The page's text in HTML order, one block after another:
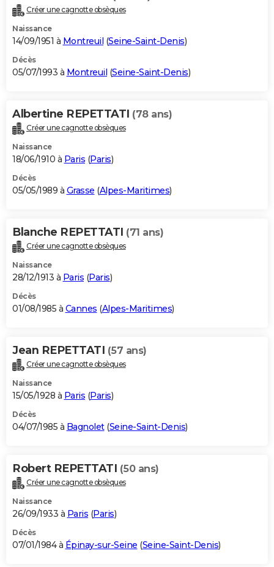
Créer une cagnotte obsèques
Naissance
14/09/1951 à Montreuil (Seine-Saint-Denis)
Décès
05/07/1993 à Montreuil (Seine-Saint-Denis)
Albertine REPETTATI (78 ans)
Créer une cagnotte obsèques
Naissance
18/06/1910 à Paris (Paris)
Décès
05/05/1989 à Grasse (Alpes-Maritimes)
Blanche REPETTATI (71 ans)
Créer une cagnotte obsèques
Naissance
28/12/1913 à Paris (Paris)
Décès
01/08/1985 à Cannes (Alpes-Maritimes)
Jean REPETTATI (57 ans)
Créer une cagnotte obsèques
Naissance
15/05/1928 à Paris (Paris)
Décès
04/07/1985 à Bagnolet(Seine-Saint-Denis)
Robert REPETTATI (50 ans)
Créer une cagnotte obsèques
Naissance
26/09/1933 à Paris (Paris)
Décès
07/01/1984 à Épinay-sur-Seine (Seine-Saint-Denis)